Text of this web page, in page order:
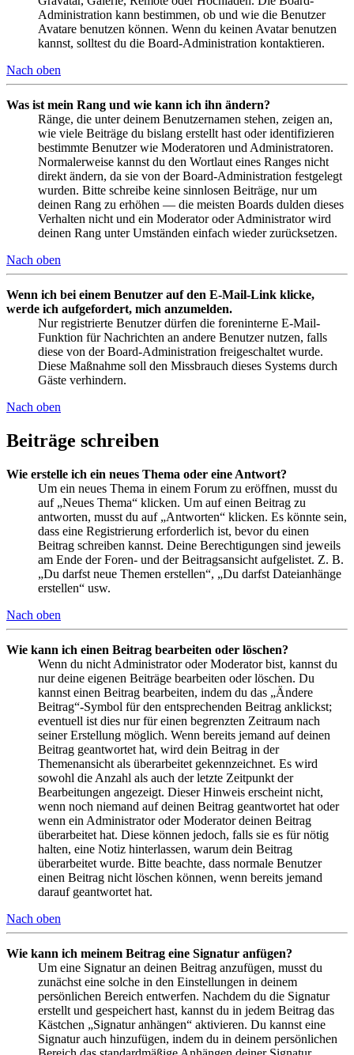
Administration kann bestimmen, ob und wie die Benutzer
Avatare benutzen können. Wenn du keinen Avatar benutzen
kannst, solltest du die Board-Administration kontaktieren.
Nach oben
Was ist mein Rang und wie kann ich ihn ändern?
Ränge, die unter deinem Benutzernamen stehen, zeigen an,
wie viele Beiträge du bislang erstellt hast oder identifizieren
bestimmte Benutzer wie Moderatoren und Administratoren.
Normalerweise kannst du den Wortlaut eines Ranges nicht
direkt ändern, da sie von der Board-Administration festgelegt
wurden. Bitte schreibe keine sinnlosen Beiträge, nur um
deinen Rang zu erhöhen — die meisten Boards dulden dieses
Verhalten nicht und ein Moderator oder Administrator wird
deinen Rang unter Umständen einfach wieder zurücksetzen.
Nach oben
Wenn ich bei einem Benutzer auf den E-Mail-Link klicke,
werde ich aufgefordert, mich anzumelden.
Nur registrierte Benutzer dürfen die foreninterne E-Mail-
Funktion für Nachrichten an andere Benutzer nutzen, falls
diese von der Board-Administration freigeschaltet wurde.
Diese Maßnahme soll den Missbrauch dieses Systems durch
Gäste verhindern.
Nach oben
Beiträge schreiben
Wie erstelle ich ein neues Thema oder eine Antwort?
Um ein neues Thema in einem Forum zu eröffnen, musst du
auf „Neues Thema“ klicken. Um auf einen Beitrag zu
antworten, musst du auf „Antworten“ klicken. Es könnte sein,
dass eine Registrierung erforderlich ist, bevor du einen
Beitrag schreiben kannst. Deine Berechtigungen sind jeweils
am Ende der Foren- und der Beitragsansicht aufgelistet. Z. B.
„Du darfst neue Themen erstellen“, „Du darfst Dateianhänge
erstellen“ usw.
Nach oben
Wie kann ich einen Beitrag bearbeiten oder löschen?
Wenn du nicht Administrator oder Moderator bist, kannst du
nur deine eigenen Beiträge bearbeiten oder löschen. Du
kannst einen Beitrag bearbeiten, indem du das „Ändere
Beitrag“-Symbol für den entsprechenden Beitrag anklickst;
eventuell ist dies nur für einen begrenzten Zeitraum nach
seiner Erstellung möglich. Wenn bereits jemand auf deinen
Beitrag geantwortet hat, wird dein Beitrag in der
Themenansicht als überarbeitet gekennzeichnet. Es wird
sowohl die Anzahl als auch der letzte Zeitpunkt der
Bearbeitungen angezeigt. Dieser Hinweis erscheint nicht,
wenn noch niemand auf deinen Beitrag geantwortet hat oder
wenn ein Administrator oder Moderator deinen Beitrag
überarbeitet hat. Diese können jedoch, falls sie es für nötig
halten, eine Notiz hinterlassen, warum dein Beitrag
überarbeitet wurde. Bitte beachte, dass normale Benutzer
einen Beitrag nicht löschen können, wenn bereits jemand
darauf geantwortet hat.
Nach oben
Wie kann ich meinem Beitrag eine Signatur anfügen?
Um eine Signatur an deinen Beitrag anzufügen, musst du
zunächst eine solche in den Einstellungen in deinem
persönlichen Bereich entwerfen. Nachdem du die Signatur
erstellt und gespeichert hast, kannst du in jedem Beitrag das
Kästchen „Signatur anhängen“ aktivieren. Du kannst eine
Signatur auch hinzufügen, indem du in deinem persönlichen